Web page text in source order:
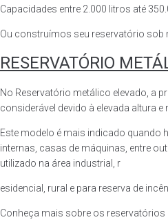
Capacidades entre 2.000 litros até
Ou construímos seu reservatório sob
RESERVATÓRIO
No Reservatório metálico elevado, a
considerável devido à elevada altura e
Este modelo é mais indicado quando
internas, casas de máquinas, entre
utilizado na área industrial, r
esidencial, rural e para reserva de
Conheça mais sobre os reservatórios